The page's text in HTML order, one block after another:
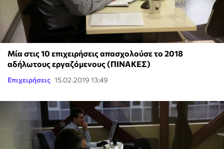
Μία στις 10 επιχειρήσεις απασχολούσε το 2018
αδήλωτους εργαζόμενους (ΠΙΝΑΚΕΣ)
Επιχειρήσεις 15.02.2019 13:49